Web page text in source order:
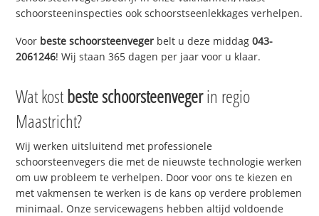
schoorsteeninspecties ook schoorstseenlekkages verhelpen.
Voor beste schoorsteenveger belt u deze middag043-
2061246! Wij staan 365 dagen per jaar voor u klaar.
Wat kostbeste schoorsteenvegerin regio
Maastricht?
Wij werken uitsluitend met professionele
schoorsteenvegers die met de nieuwste technologie werken
om uw probleem te verhelpen. Door voor ons te kiezen en
met vakmensen te werken is de kans op verdere problemen
minimaal. Onze servicewagens hebben altijd voldoende